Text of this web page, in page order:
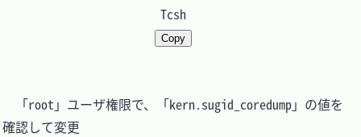
Tcsh
Copy
「root」ユーザ権限で、「kern.sugid_coredump」の値を
確認して変更